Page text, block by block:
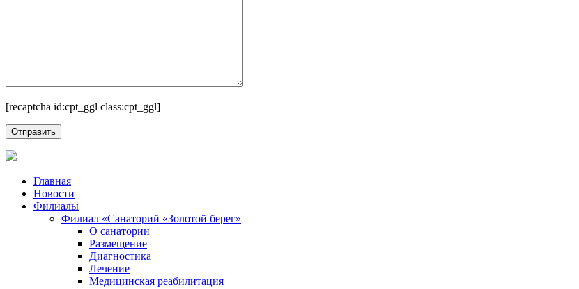
[recaptcha id:cpt_ggl class:cpt_ggl]
Главная
Новости
Филиалы
Филиал «Санаторий «Золотой берег»
О санатории
Размещение
Диагностика
Лечение
Медицинская реабилитация